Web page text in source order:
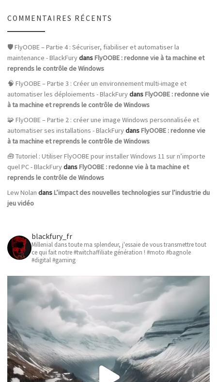
COMMENTAIRES RÉCENTS
🛡️ FlyOOBE – Partie 4 : Sécuriser, fiabiliser et automatiser la
maintenance - BlackFurydansFlyOOBE : redonne vie à ta machine et
reprends le contrôle de Windows
🧠 FlyOOBE – Partie 3 : Créer un environnement multi-image et
automatiser les déploiements - BlackFurydansFlyOOBE : redonne vie
à ta machine et reprends le contrôle de Windows
🧩 FlyOOBE – Partie 2 : créer une image Windows personnalisée et
automatiser ses installations - BlackFurydansFlyOOBE : redonne vie
à ta machine et reprends le contrôle de Windows
🧰 Tutoriel : Utiliser FlyOOBE pour installer Windows 11 sur n’importe
quel PC - BlackFurydansFlyOOBE : redonne vie à ta machine et
reprends le contrôle de Windows
Lew Nolan dansL’impact des nouvelles technologies sur l’industrie du
jeu vidéo
blackfury_fr
Millenial dans toute ma splendeur, j'essaie de vous transmettre tout
ce qui fait notre #twitchaffiliate génération ! #moto #bagnole
#digital #gaming